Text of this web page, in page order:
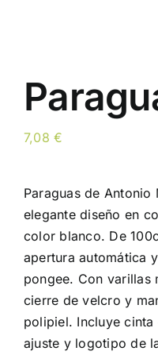
7,08€
Paraguas de
elegante diseño en
color blanco. De
apertura automática
pongee. Con varillas
cierre de velcro y
polipiel. Incluye
ajuste y logotipo de